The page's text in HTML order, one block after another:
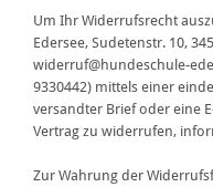
Um Ihr Widerrufsrecht
Edersee, Sudetenstr. 10,
widerruf@hundeschule-
9330442) mittels einer
versandter Brief oder eine
Vertrag zu widerrufen,
Zur Wahrung der